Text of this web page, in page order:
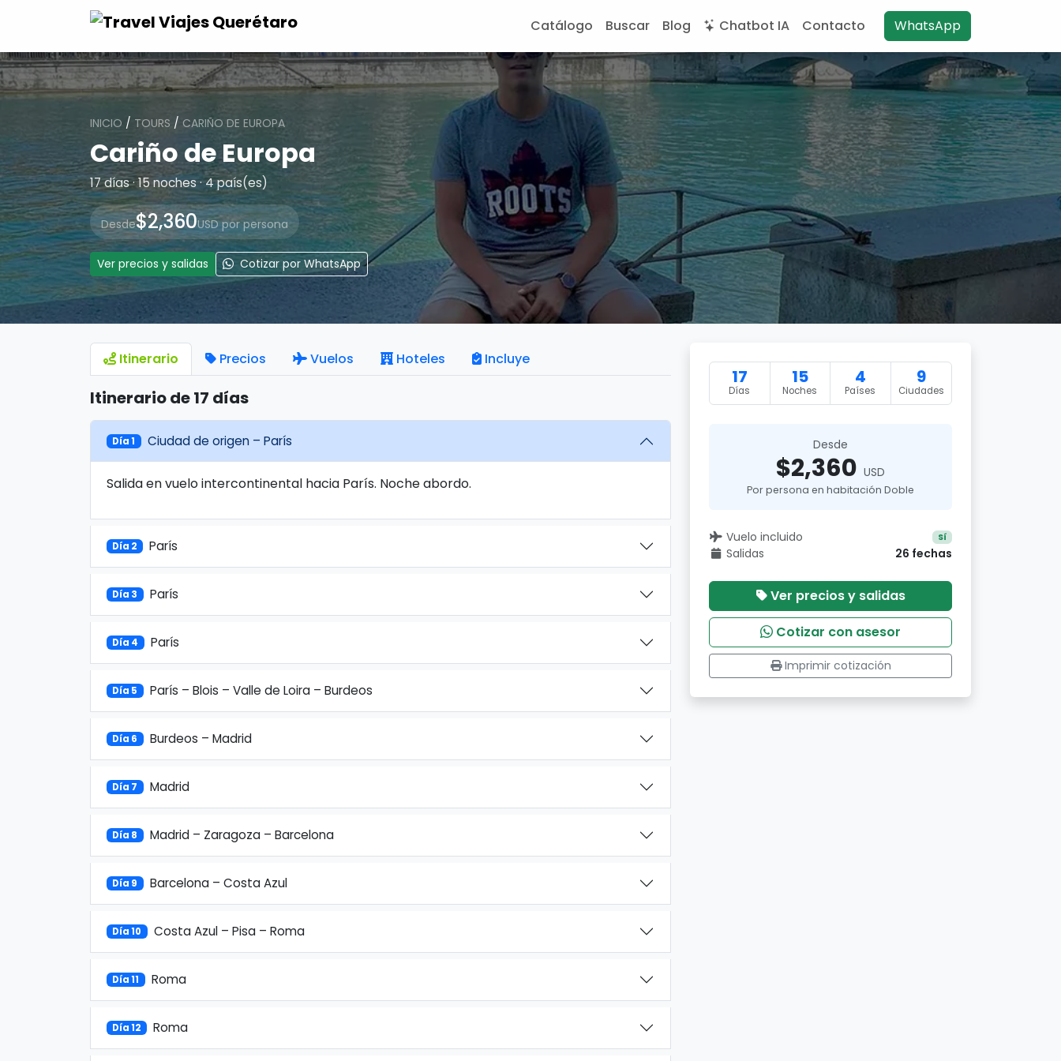
Catálogo Buscar Blog Chatbot IA Contacto WhatsApp
INICIO / TOURS / CARIÑO DE EUROPA
Cariño de Europa
17 días · 15 noches · 4 país(es)
Desde$2,360USD por persona
Ver precios y salidas Cotizar por WhatsApp
Itinerario Precios Vuelos Hoteles Incluye
Itinerario de 17 días
Día 1 Ciudad de origen – París
Salida en vuelo intercontinental hacia París. Noche abordo.
Día 2 París
Día 3 París
Día 4 París
Día 5 París – Blois – Valle de Loira – Burdeos
Día 6 Burdeos – Madrid
Día 7 Madrid
Día 8 Madrid – Zaragoza – Barcelona
Día 9 Barcelona – Costa Azul
Día 10 Costa Azul – Pisa – Roma
Día 11 Roma
Día 12 Roma
17
Días
15
Noches
4
Países
9
Ciudades
Desde
$2,360 USD
Por persona en habitación Doble
Vuelo incluido Sí
Salidas 26 fechas
Ver precios y salidas
Cotizar con asesor
Imprimir cotización